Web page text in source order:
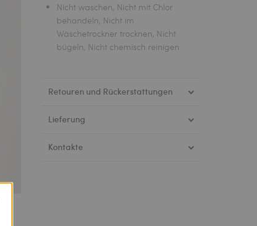
Nicht waschen, Nicht mit Chlor
behandeln, Nicht im
Wäschetrockner trocknen, Nicht
bügeln, Nicht chemisch reinigen
Retouren und Rückerstattungen
Lieferung
Kontakte